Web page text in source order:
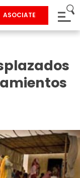
ASOCIATE